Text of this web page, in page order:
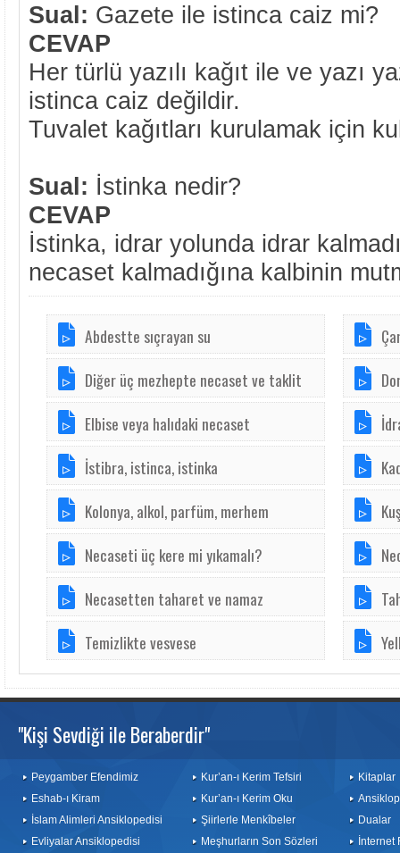
Sual: Gazete ile istinca caiz mi?
CEVAP
Her türlü yazılı kağıt ile ve yazı
istinca caiz değildir.
Tuvalet kağıtları kurulamak için
Sual: İstinka nedir?
CEVAP
İstinka, idrar yolunda idrar
necaset kalmadığına kalbinin
Abdestte sıçrayan su
Diğer üç mezhepte necaset ve taklit
Elbise veya halıdaki necaset
İstibra, istinca, istinka
Kolonya, alkol, parfüm, merhem
Necaseti üç kere mi yıkamalı?
Necasetten taharet ve namaz
Temizlikte vesvese
"Kişi Sevdiği ile Beraberdir"
Peygamber Efendimiz
Eshab-ı Kiram
İslam Alimleri Ansiklopedisi
Evliyalar Ansiklopedisi
Kur’an-ı Kerim Tefsiri
Kur’an-ı Kerim Oku
Şiirlerle Menkîbeler
Meşhurların Son Sözleri
Kitaplar
Dualar
İnternet